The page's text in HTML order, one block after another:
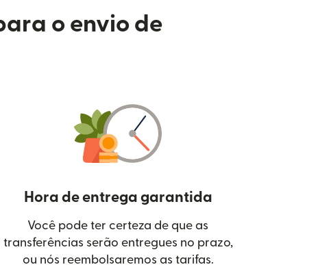
o envio de
janela)
Hora de entrega garantida
Você pode ter certeza de que as
transferências serão entregues no prazo,
ou nós reembolsaremos as tarifas.